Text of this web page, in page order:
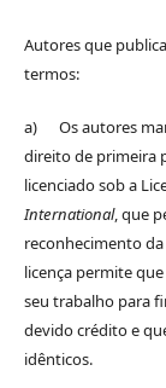
Autores que
termos:
a) Os autores
direito de primeira
licenciado sob a
International, que
reconhecimento
licença permite
seu trabalho para
devido crédito e
idênticos.